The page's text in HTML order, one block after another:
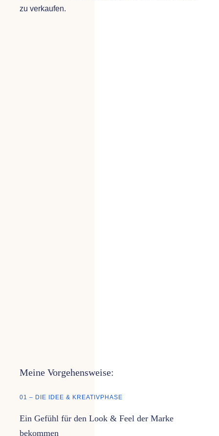
zu verkaufen.
Meine Vorgehensweise:
01 – DIE IDEE & KREATIVPHASE
Ein Gefühl für den Look & Feel der Marke
bekommen